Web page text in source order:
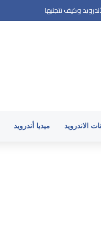
وكيف تتجنبها
الاندرويد ميديا أندرويد